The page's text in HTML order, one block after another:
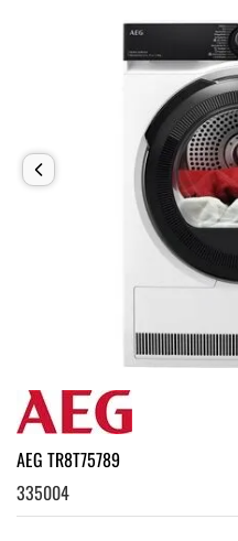
AEG TR8T75789
335004